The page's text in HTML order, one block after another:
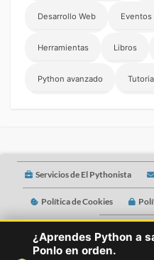
Desarrollo Web Eventos
Herramientas Libros
Python avanzado
Servicios de El Pythonista
Política de Cookies
¿Aprendes Python a
Ponlo en orden.